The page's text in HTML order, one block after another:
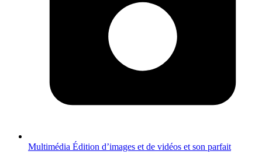
Multimédia Édition d’images et de vidéos et son parfait